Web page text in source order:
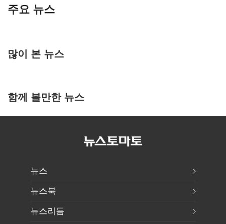
주요 뉴스
많이 본 뉴스
함께 볼만한 뉴스
뉴스
뉴스북
뉴스리듬